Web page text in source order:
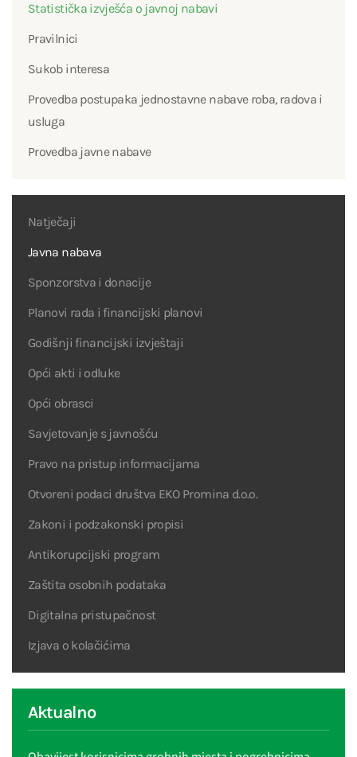
Statistička izvješća o javnoj nabavi
Pravilnici
Sukob interesa
Provedba postupaka jednostavne nabave roba, radova i
usluga
Provedba javne nabave
Natječaji
Javna nabava
Sponzorstva i donacije
Planovi rada i financijski planovi
Godišnji financijski izvještaji
Opći akti i odluke
Opći obrasci
Savjetovanje s javnošću
Pravo na pristup informacijama
Otvoreni podaci društva EKO Promina d.o.o.
Zakoni i podzakonski propisi
Antikorupcijski program
Zaštita osobnih podataka
Digitalna pristupačnost
Izjava o kolačićima
Aktualno